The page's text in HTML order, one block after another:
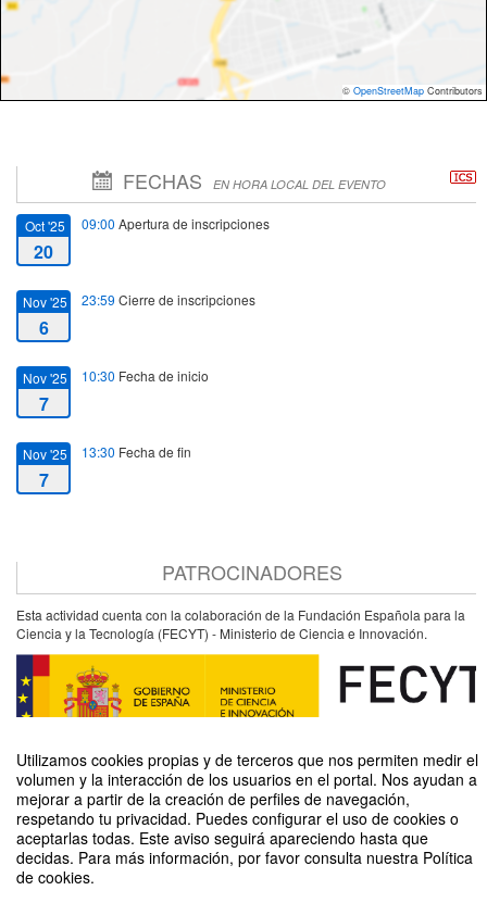
Utilizamos cookies propias y de terceros que nos permiten medir el
volumen y la interacción de los usuarios en el portal. Nos ayudan a
mejorar a partir de la creación de perfiles de navegación,
respetando tu privacidad. Puedes configurar el uso de cookies o
aceptarlas todas. Este aviso seguirá apareciendo hasta que
decidas. Para más información, por favor consulta nuestra Política
de cookies.
© OpenStreetMap Contributors
FECHAS EN HORA LOCAL DEL EVENTO
Oct '25
20
09:00 Apertura de inscripciones
Nov '25
6
23:59 Cierre de inscripciones
Nov '25
7
10:30 Fecha de inicio
Nov '25
7
13:30 Fecha de fin
PATROCINADORES
Esta actividad cuenta con la colaboración de la Fundación Española para la
Ciencia y la Tecnología (FECYT) - Ministerio de Ciencia e Innovación.
Taller de Introducción a la Lengua de Signos Española
Organizado por Unidad de Cultura Científica y de la Innovación (UCC+I)